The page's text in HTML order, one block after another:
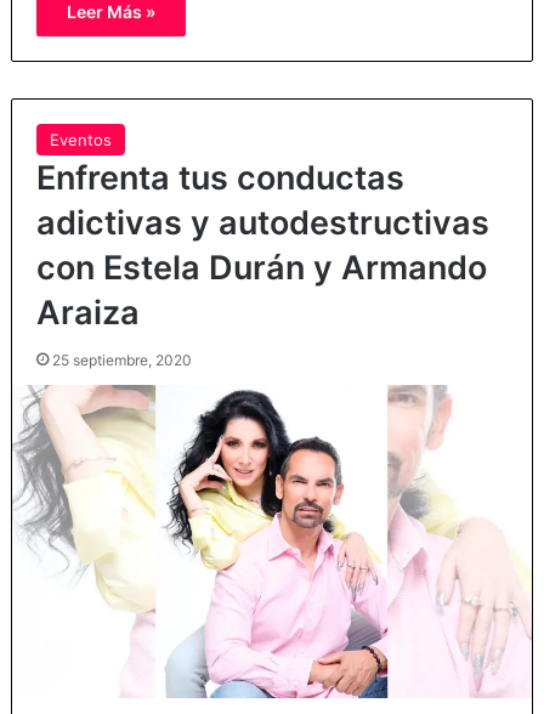
Leer Más »
Eventos
Enfrenta tus conductas
adictivas y autodestructivas
con Estela Durán y Armando
Araiza
25 septiembre, 2020